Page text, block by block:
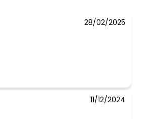
28/02/2025
11/12/2024